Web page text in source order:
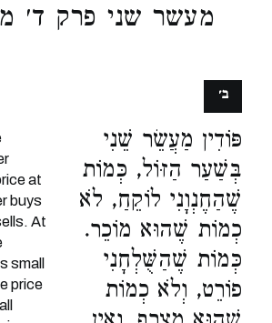
מעשר שני פרק ד׳
at
buys
At
small
price
פּוֹדִין מַעֲשֵׂר שֵׁנִי
בְּשַׁעַר הַזּוֹל, כְּמוֹת
שֶׁהַחֶנְוָנִי לוֹקֵחַ, לֹא
כְמוֹת שֶׁהוּא מוֹכֵר.
כְּמוֹת שֶׁהַשֻּׁלְחָנִי
פוֹרֵט, וְלֹא כְמוֹת
ב׳